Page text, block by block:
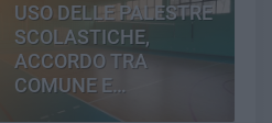
USO DELLE PALESTRE
SCOLASTICHE,
ACCORDO TRA
COMUNE E
PROVINCIA